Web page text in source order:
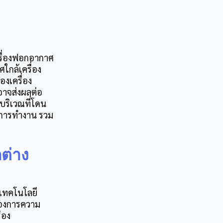
องฟอกอากาศ
กล้เครื่อง
เครื่อง
จส่งผลต่อ
ริเวณที่โดน
รทำงาน รวม
าง
คโนโลยี
การความ
ง